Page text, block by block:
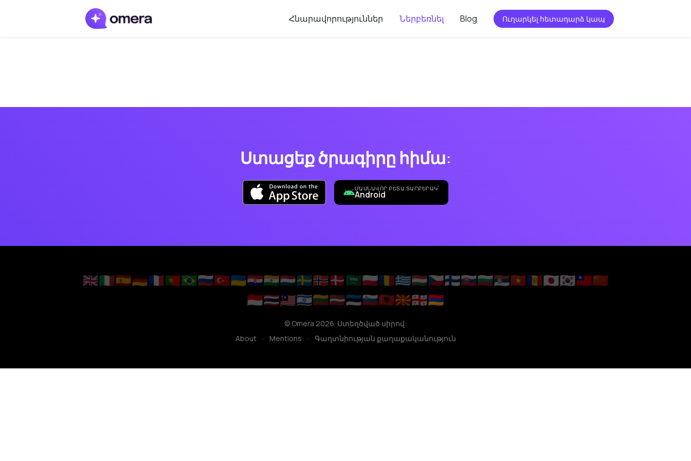
Հնարավորություններ Ներբեռնել Blog Ուղարկել հետադարձ կապ
Ստացեք ծրագիրը հիմա:
ՄԱՍՆԱՎՈՐ ԲԵՏԱ ՏԱՐԲԵՐԱԿ՝
Android
🇬🇧🇮🇹🇪🇸🇩🇪🇫🇷🇵🇹🇧🇷🇷🇺🇹🇷🇺🇦🇭🇷🇮🇳🇳🇱🇸🇪🇳🇴🇩🇰🇸🇦🇵🇱🇷🇴🇬🇷🇭🇺🇨🇿🇫🇮🇸🇰🇧🇬🇷🇸🇻🇳🇦🇩🇯🇵🇰🇷🇹🇼🇨🇳
🇮🇩🇹🇭🇲🇾🇮🇱🇱🇹🇱🇻🇪🇪🇸🇮🇦🇱🇲🇰🇬🇪🇦🇲
© Omera 2026. Ստեղծված սիրով:
About
· Mentions · Գաղտնիության քաղաքականություն